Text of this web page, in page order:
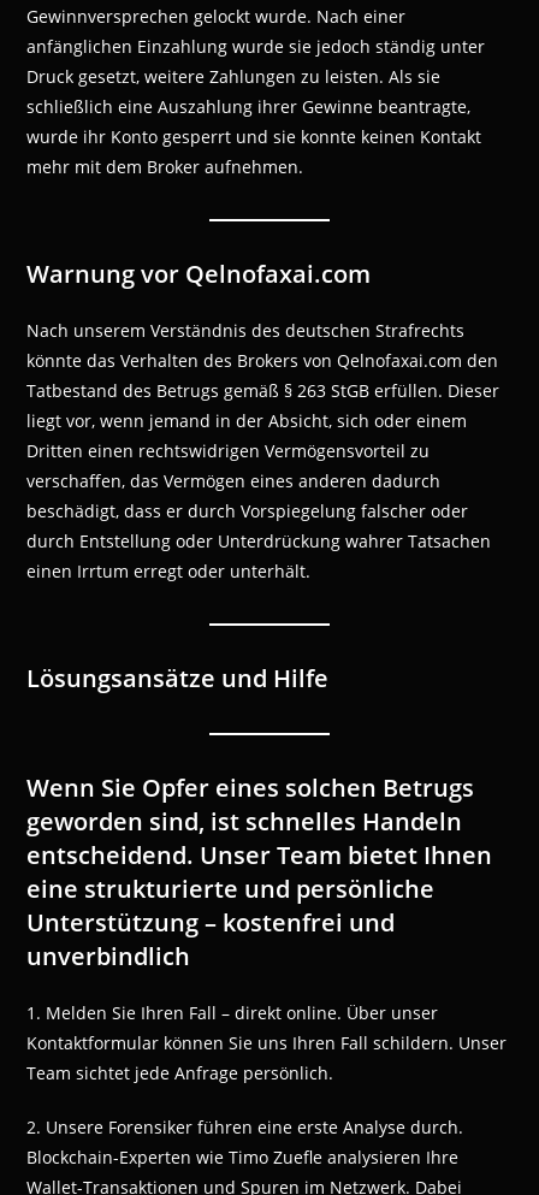
Gewinnversprechen gelockt wurde. Nach einer
anfänglichen Einzahlung wurde sie jedoch ständig unter
Druck gesetzt, weitere Zahlungen zu leisten. Als sie
schließlich eine Auszahlung ihrer Gewinne beantragte,
wurde ihr Konto gesperrt und sie konnte keinen Kontakt
mehr mit dem Broker aufnehmen.
Warnung vor Qelnofaxai.com
Nach unserem Verständnis des deutschen Strafrechts
könnte das Verhalten des Brokers von Qelnofaxai.com den
Tatbestand des Betrugs gemäß § 263 StGB erfüllen. Dieser
liegt vor, wenn jemand in der Absicht, sich oder einem
Dritten einen rechtswidrigen Vermögensvorteil zu
verschaffen, das Vermögen eines anderen dadurch
beschädigt, dass er durch Vorspiegelung falscher oder
durch Entstellung oder Unterdrückung wahrer Tatsachen
einen Irrtum erregt oder unterhält.
Lösungsansätze und Hilfe
Wenn Sie Opfer eines solchen Betrugs
geworden sind, ist schnelles Handeln
entscheidend. Unser Team bietet Ihnen
eine strukturierte und persönliche
Unterstützung – kostenfrei und
unverbindlich
1. Melden Sie Ihren Fall – direkt online. Über unser
Kontaktformular können Sie uns Ihren Fall schildern. Unser
Team sichtet jede Anfrage persönlich.
2. Unsere Forensiker führen eine erste Analyse durch.
Blockchain-Experten wie Timo Zuefle analysieren Ihre
Wallet-Transaktionen und Spuren im Netzwerk. Dabei